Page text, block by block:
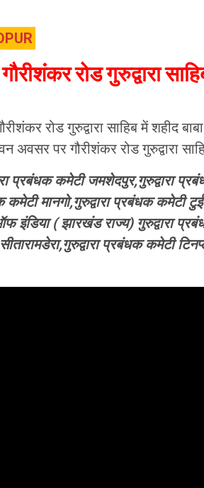
रोड गुरुद्वारा
रोड गुरुद्वारा साहिब में शहीद
अवसर पर गौरीशंकर रोड गुरुद्वारा
प्रबंधक कमेटी जमशेदपुर,गुरुद्वारा
कमेटी मानगो,गुरुद्वारा प्रबंधक कमेटी
इंडिया ( झारखंड राज्य) गुरुद्वारा
प्रबंधक कमेटी